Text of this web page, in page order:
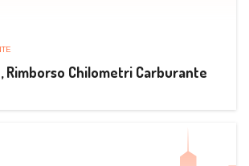
Rimborso Chilometri Carburante